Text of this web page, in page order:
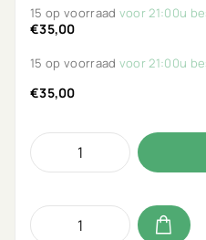
Ongeparfumeerd en ideaal
15 op voorraad voor 21:00u
€35,00
15 op voorraad voor 21:00u
€35,00